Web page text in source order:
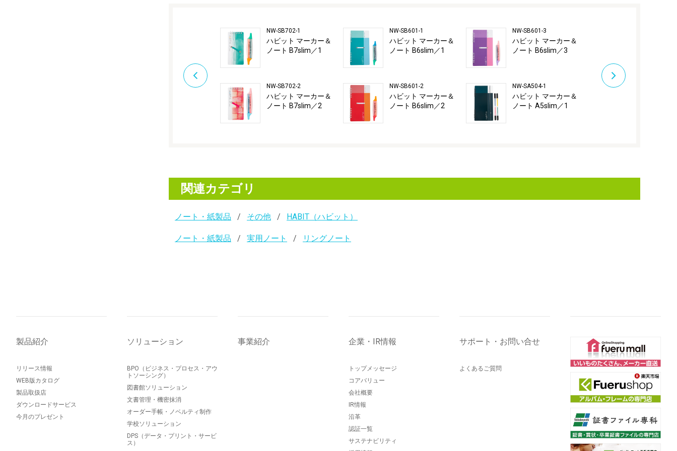
NW-SB702-1
ハビット マーカー＆
ノート B7slim／1
NW-SB702-2
ハビット マーカー＆
ノート B7slim／2
NW-SB601-1
ハビット マーカー＆
ノート B6slim／1
NW-SB601-2
ハビット マーカー＆
ノート B6slim／2
NW-SB601-3
ハビット マーカー＆
ノート B6slim／3
NW-SA504-1
ハビット マーカー＆
ノート A5slim／1
関連カテゴリ
ノート・紙製品 その他 HABIT（ハビット）
ノート・紙製品 実用ノート リングノート
製品紹介
リリース情報
WEB版カタログ
製品取扱店
ダウンロードサービス
今月のプレゼント
ソリューション
BPO（ビジネス・プロセス・アウ
トソーシング）
図書館ソリューション
文書管理・機密抹消
オーダー手帳・ノベルティ制作
学校ソリューション
DPS（データ・プリント・サービ
ス）
事業紹介 企業・IR情報
トップメッセージ
コアバリュー
会社概要
IR情報
沿革
認証一覧
サステナビリティ
サポート・お問い合せ
よくあるご質問